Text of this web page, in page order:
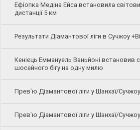
Ефіопка Медіна Ейса встановила
дистанції 5 км
Результати Діамантової ліги в Сучжоу
Кенієць Еммануель Ваньйоні встановив
шосейного бігу на одну милю
Прев'ю Діамантової ліги у Шанхаї/Сучжоу
Прев'ю Діамантової ліги у Шанхаї/Сучжоу